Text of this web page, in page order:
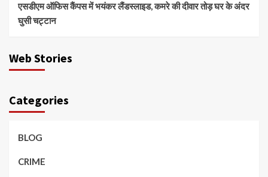
एसडीएम ऑफिस कैंपस में भयंकर लैंडस्लाइड, कमरे की दीवार तोड़ घर के अंदर
घुसी चट्टान
Web Stories
Categories
BLOG
CRIME